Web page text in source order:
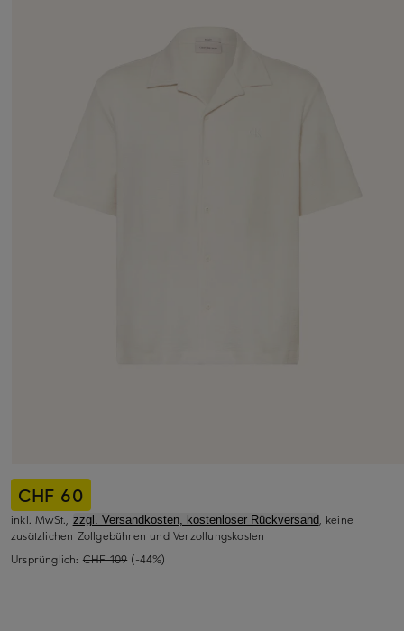
CHF 60
inkl. MwSt., zzgl. Versandkosten, kostenloser Rückversand, keine
zusätzlichen Zollgebühren und Verzollungskosten
Ursprünglich: CHF 109 (-44%)